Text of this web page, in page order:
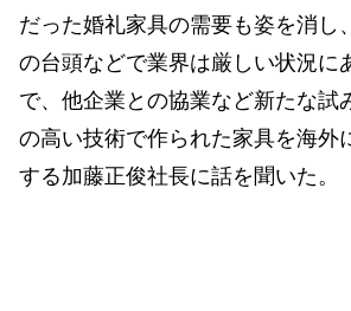
だった婚礼家具の需要も姿を消し
の台頭などで業界は厳しい状況に
で、他企業との協業など新たな試
の高い技術で作られた家具を海外
する加藤正俊社長に話を聞いた。